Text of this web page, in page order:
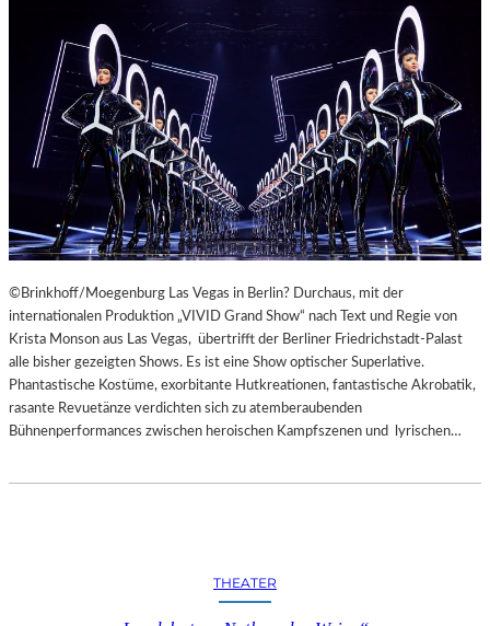
©Brinkhoff/Moegenburg Las Vegas in Berlin? Durchaus, mit der
internationalen Produktion „VIVID Grand Show“ nach Text und Regie von
Krista Monson aus Las Vegas, übertrifft der Berliner Friedrichstadt-Palast
alle bisher gezeigten Shows. Es ist eine Show optischer Superlative.
Phantastische Kostüme, exorbitante Hutkreationen, fantastische Akrobatik,
rasante Revuetänze verdichten sich zu atemberaubenden
Bühnenperformances zwischen heroischen Kampfszenen und lyrischen…
THEATER